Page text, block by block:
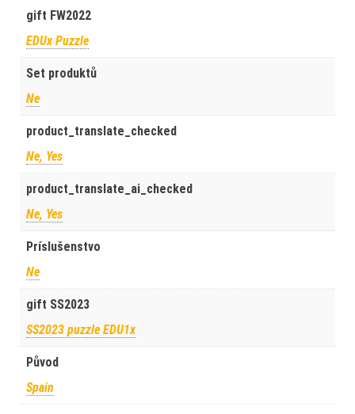
gift FW2022
EDUx Puzzle
Set produktů
Ne
product_translate_checked
Ne, Yes
product_translate_ai_checked
Ne, Yes
Príslušenstvo
Ne
gift SS2023
SS2023 puzzle EDU1x
Původ
Spain